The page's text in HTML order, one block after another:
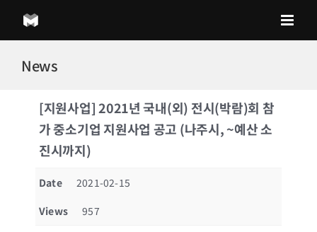
content
News
[지원사업] 2021년 국내(외) 전시(박람)회 참
가 중소기업 지원사업 공고 (나주시, ~예산 소
진시까지)
Date
2021-02-15
Views
957